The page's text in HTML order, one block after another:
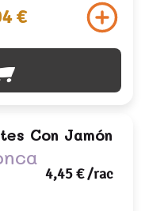
€
Con Jamón
4,45 €/rac